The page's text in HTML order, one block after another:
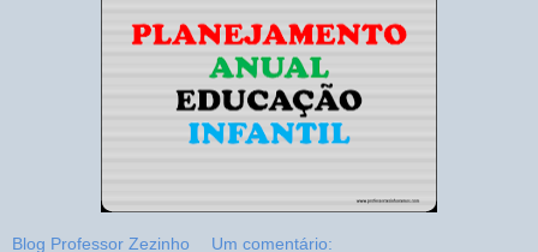
Blog Professor Zezinho Um comentário: